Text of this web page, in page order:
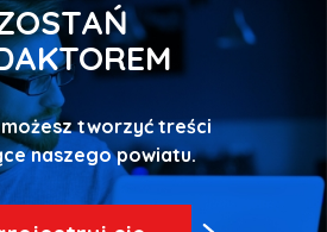
tworzyć treści
dotyczące naszego powiatu.